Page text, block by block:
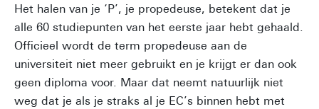
Het halen van je ‘P’, je propedeuse, betekent dat je
alle 60 studiepunten van het eerste jaar hebt gehaald.
Officieel wordt de term propedeuse aan de
universiteit niet meer gebruikt en je krijgt er dan ook
geen diploma voor. Maar dat neemt natuurlijk niet
weg dat je als je straks al je EC’s binnen hebt met